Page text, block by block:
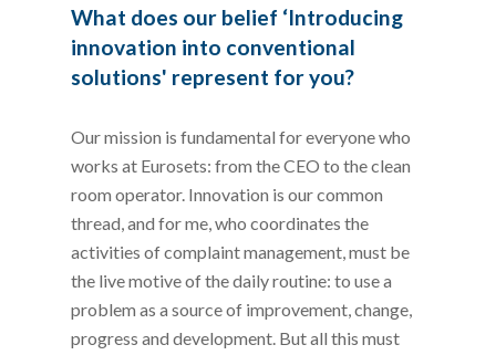
What does our belief ‘Introducing
innovation into conventional
solutions' represent for you?
Our mission is fundamental for everyone who
works at Eurosets: from the CEO to the clean
room operator. Innovation is our common
thread, and for me, who coordinates the
activities of complaint management, must be
the live motive of the daily routine: to use a
problem as a source of improvement, change,
progress and development. But all this must